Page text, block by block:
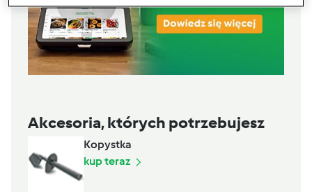
Akcesoria, których potrzebujesz
Kopystka
kup teraz